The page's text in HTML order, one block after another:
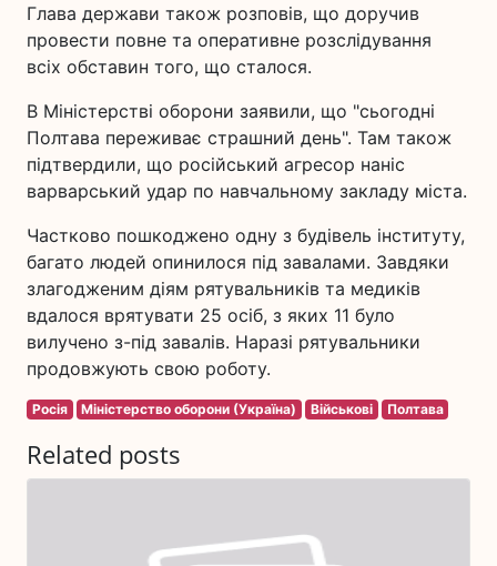
Глава держави також розповів, що доручив
провести повне та оперативне розслідування
всіх обставин того, що сталося.
В Міністерстві оборони заявили, що "сьогодні
Полтава переживає страшний день". Там також
підтвердили, що російський агресор наніс
варварський удар по навчальному закладу міста.
Частково пошкоджено одну з будівель інституту,
багато людей опинилося під завалами. Завдяки
злагодженим діям рятувальників та медиків
вдалося врятувати 25 осіб, з яких 11 було
вилучено з-під завалів. Наразі рятувальники
продовжують свою роботу.
Росія Міністерство оборони (Україна) Військові Полтава
Related posts